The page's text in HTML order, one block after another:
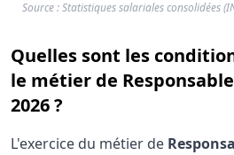
Source : Statistiques salariales consolidées
Quelles sont les
le métier de
2026 ?
L'exercice du métier de